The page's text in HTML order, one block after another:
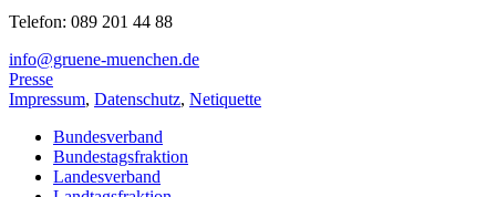
Telefon: 089 201 44 88
info@gruene-muenchen.de
Presse
Impressum, Datenschutz, Netiquette
Bundesverband
Bundestagsfraktion
Landesverband